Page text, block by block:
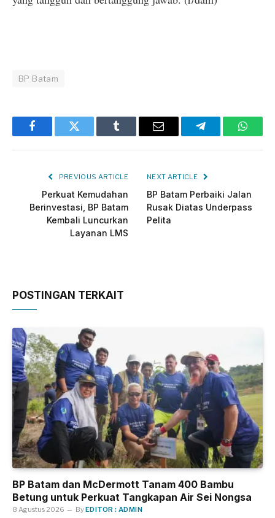
BP Batam
FacebookTwitter Tumblr Email Telegram
PREVIOUS ARTICLE
Perkuat Kemudahan
Berinvestasi, BP Batam
Kembali Luncurkan
Layanan LMS
NEXT ARTICLE
BP Batam Perbaiki Jalan
Rusak Diatas Underpass
Pelita
POSTINGAN TERKAIT
BP Batam dan McDermott Tanam 400 Bambu
Betung untuk Perkuat Tangkapan Air Sei Nongsa
8 Agustus 2026 ByEDITOR : ADMIN